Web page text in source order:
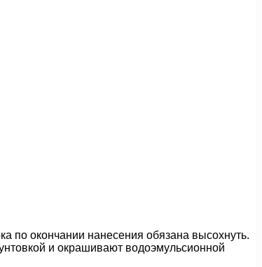
по окончании нанесения обязана высохнуть.
и окрашивают водоэмульсионной